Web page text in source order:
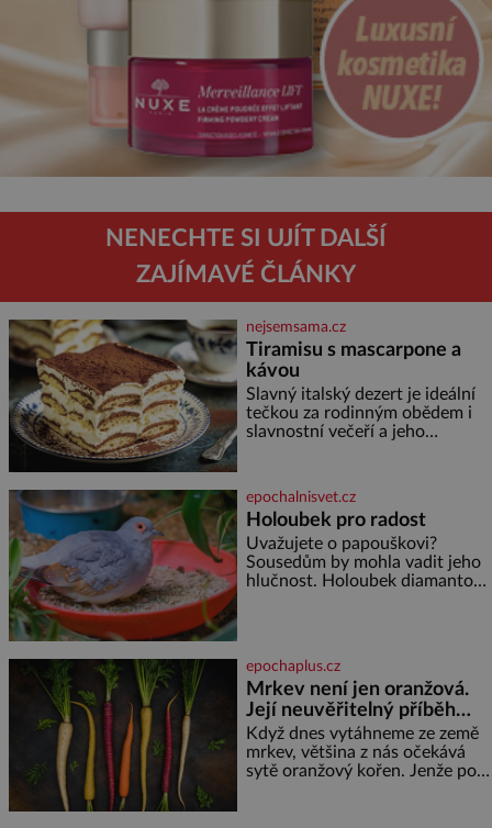
NENECHTE SI UJÍT DALŠÍ
ZAJÍMAVÉ ČLÁNKY
nejsemsama.cz
Tiramisu s mascarpone a
kávou
Slavný italský dezert je ideální
tečkou za rodinným obědem i
slavnostní večeří a jeho
osoby: 250 g mascarpone 3
vejce 80 g cukru 200 g
cukrářských piškotů 250 ml
silné kávy 2 lžíce amaretta
kakao na posypání Postup:
Oddělte žloutky od bílků.
vznikl hladký
epochalnisvet.cz
Holoubek pro radost
Uvažujete o papouškovi?
Sousedům by mohla vadit jeho
hlučnost. Holoubek diamantový
chovatele začátečníky. Jedná
se o nenáročného klidného
ptáčka, který většinu dne jen
posedává. Hodně času tráví na
zemi, kde sbírá zbytky semínek
Jeho domovinou je prakticky
celá Austrálie s výjimkou
pobřežní oblasti.
epochaplus.cz
Mrkev není jen oranžová.
Její neuvěřitelný příběh
začíná fialovou barvou
Když dnes vytáhneme ze země
mrkev, většina z nás očekává
sytě oranžový kořen. Jenže po